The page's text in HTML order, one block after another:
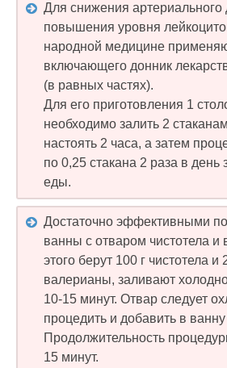
Для снижения артериального
повышения уровня
народной медицине
включающего донник
(в равных частях).
Для его приготовления 1
необходимо залить 2
настоять 2 часа, а затем
по 0,25 стакана 2 раза в день
еды.
Достаточно эффективными
ванны с отваром чистотела
этого берут 100 г чистотела и
валерианы, заливают
10-15 минут. Отвар следует
процедить и добавить в
Продолжительность
15 минут.